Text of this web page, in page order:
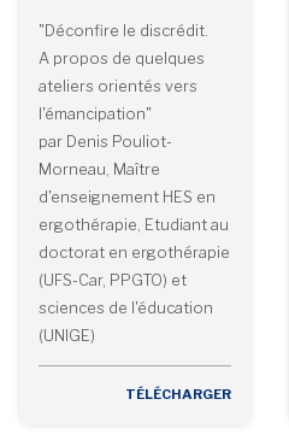
"Déconfire le discrédit.
A propos de quelques
ateliers orientés vers
l'émancipation"
par Denis Pouliot-
Morneau, Maître
d'enseignement HES en
ergothérapie, Etudiant au
doctorat en ergothérapie
(UFS-Car, PPGTO) et
sciences de l'éducation
(UNIGE)
TÉLÉCHARGER